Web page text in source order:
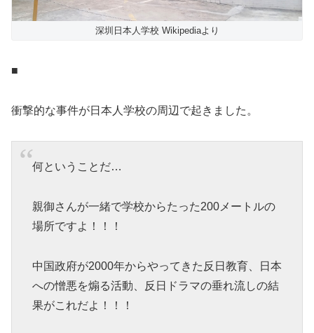
深圳日本人学校 Wikipediaより
■
衝撃的な事件が日本人学校の周辺で起きました。
何ということだ…
親御さんが一緒で学校からたった200メートルの
場所ですよ！！！
中国政府が2000年からやってきた反日教育、日本
への憎悪を煽る活動、反日ドラマの垂れ流しの結
果がこれだよ！！！